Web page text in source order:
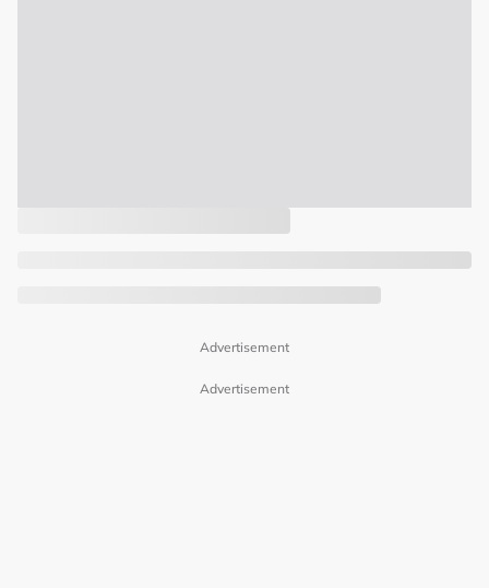
Advertisement
Advertisement